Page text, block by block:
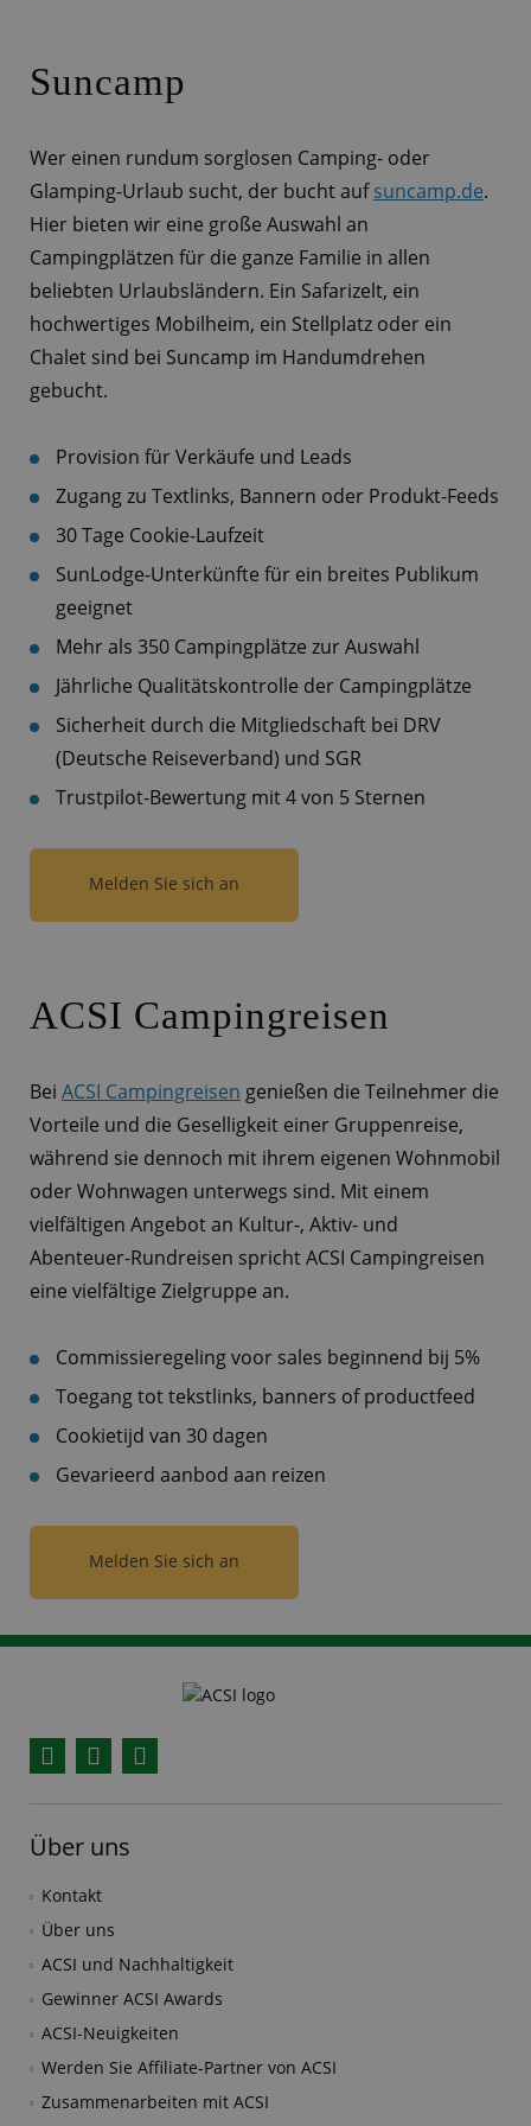
Suncamp
Wer einen rundum sorglosen Camping- oder
Glamping-Urlaub sucht, der bucht aufsuncamp.de.
Hier bieten wir eine große Auswahl an
Campingplätzen für die ganze Familie in allen
beliebten Urlaubsländern. Ein Safarizelt, ein
hochwertiges Mobilheim, ein Stellplatz oder ein
Chalet sind bei Suncamp im Handumdrehen
gebucht.
Provision für Verkäufe und Leads
Zugang zu Textlinks, Bannern oder Produkt-Feeds
30 Tage Cookie-Laufzeit
SunLodge-Unterkünfte für ein breites Publikum
geeignet
Mehr als 350 Campingplätze zur Auswahl
Jährliche Qualitätskontrolle der Campingplätze
Sicherheit durch die Mitgliedschaft bei DRV
(Deutsche Reiseverband) und SGR
Trustpilot-Bewertung mit 4 von 5 Sternen
Melden Sie sich an
ACSI Campingreisen
Bei ACSI Campingreisen genießen die Teilnehmer die
Vorteile und die Geselligkeit einer Gruppenreise,
während sie dennoch mit ihrem eigenen Wohnmobil
oder Wohnwagen unterwegs sind. Mit einem
vielfältigen Angebot an Kultur-, Aktiv- und
Abenteuer-Rundreisen spricht ACSI Campingreisen
eine vielfältige Zielgruppe an.
Commissieregeling voor sales beginnend bij 5%
Toegang tot tekstlinks, banners of productfeed
Cookietijd van 30 dagen
Gevarieerd aanbod aan reizen
Melden Sie sich an
Über uns
Kontakt
Über uns
ACSI und Nachhaltigkeit
Gewinner ACSI Awards
ACSI-Neuigkeiten
Werden Sie Affiliate-Partner von ACSI
Zusammenarbeiten mit ACSI